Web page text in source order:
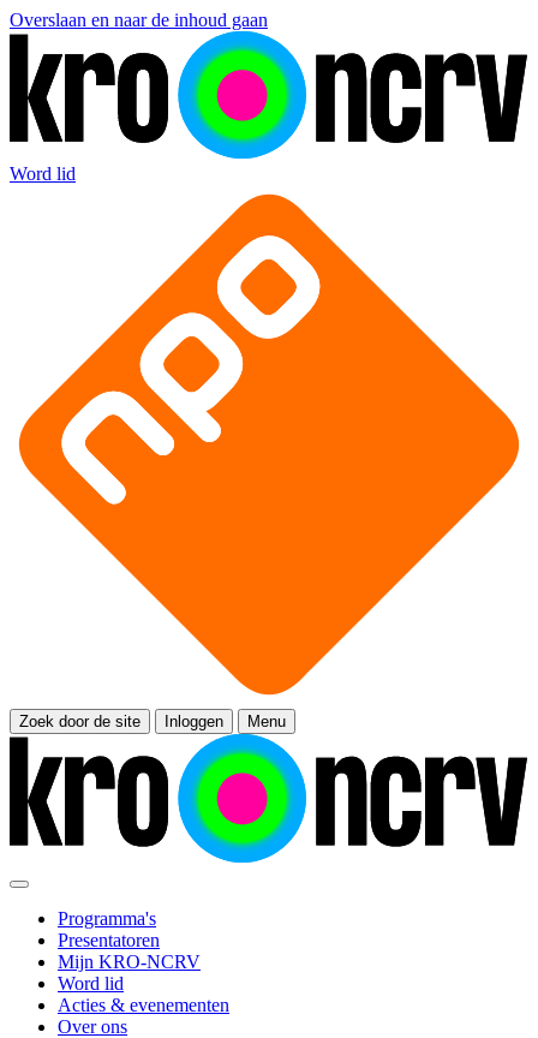
Overslaan en naar de inhoud gaan
Word lid
Zoek door de site Inloggen Menu
Programma's
Presentatoren
Mijn KRO-NCRV
Word lid
Acties & evenementen
Over ons